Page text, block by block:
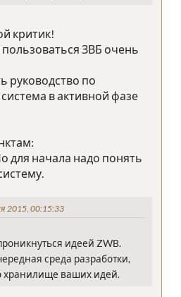
критик!
ЗВБ очень
руководство по
система в активной фазе
для начала надо понять
2015, 00:15:33
идеей ZWB.
среда разработки,
хранилище ваших идей.